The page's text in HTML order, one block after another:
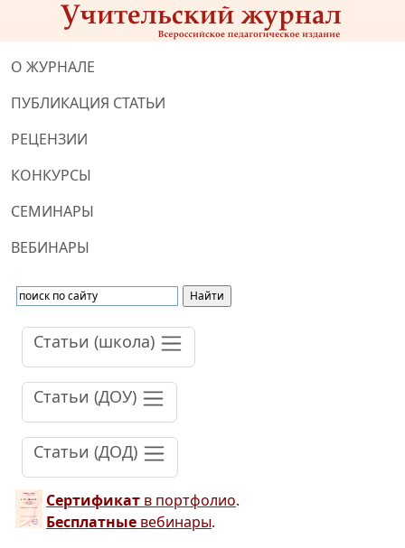
О ЖУРНАЛЕ
ПУБЛИКАЦИЯ СТАТЬИ
РЕЦЕНЗИИ
КОНКУРСЫ
СЕМИНАРЫ
ВЕБИНАРЫ
Статьи (школа)
Статьи (ДОУ)
Статьи (ДОД)
Сертификат в портфолио.
Бесплатные вебинары.